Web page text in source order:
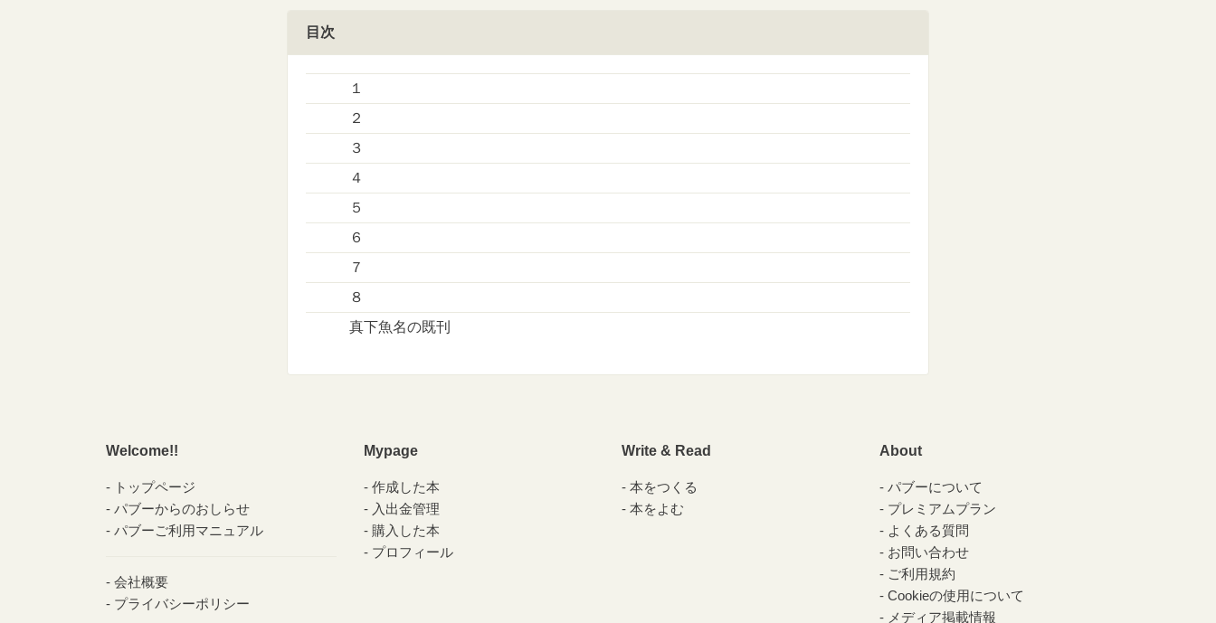
目次
１
２
３
４
５
６
７
８
真下魚名の既刊
Welcome!!
トップページ
パブーからのおしらせ
パブーご利用マニュアル
会社概要
プライバシーポリシー
Mypage
作成した本
入出金管理
購入した本
プロフィール
Write & Read
本をつくる
本をよむ
About
パブーについて
プレミアムプラン
よくある質問
お問い合わせ
ご利用規約
Cookieの使用について
メディア掲載情報